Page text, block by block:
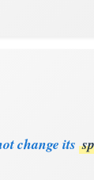
change its